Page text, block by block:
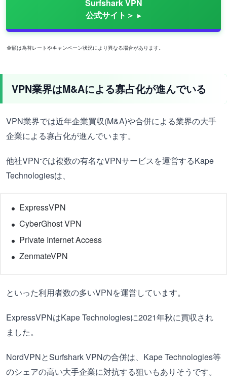
Surfshark VPN
公式サイト＞
金額は為替レートやキャンペーン状況により異なる場合があります。
VPN業界はM&Aによる寡占化が進んでいる
VPN業界では近年企業買収(M&A)や合併による業界の大手
企業による寡占化が進んでいます。
他社VPNでは複数の有名なVPNサービスを運営するKape
Technologiesは、
ExpressVPN
CyberGhost VPN
Private Internet Access
ZenmateVPN
といった利用者数の多いVPNを運営しています。
ExpressVPNはKape Technologiesに2021年秋に買収され
ました。
NordVPNとSurfshark VPNの合併は、Kape Technologies等
のシェアの高い大手企業に対抗する狙いもありそうです。